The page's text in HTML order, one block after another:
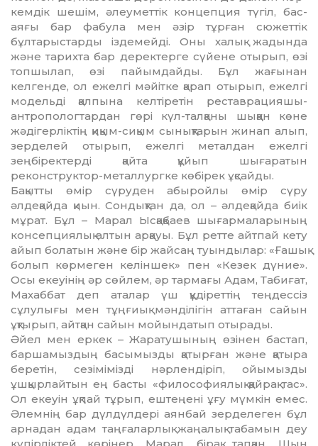
кемдік шешім, әлеуметтік концепция түгіл, бас-
аяғы бар фабула мен әзір тұрған сюжеттік
бұлтарыстарды іздемейді. Оны халық жадында
және тарихта бар деректерге сүйене отырып, өзі
топшылап, өзі пайымдайды. Бұл жағынан
келгенде, ол ежелгі мәйіт­ке қарап отырып, ежелгі
мо­дель­ді қалпына келтіретін рестав­ра­цияшы-
антропологтардан гөрі күл-талқаны шыққан көне
жәдігерліктің қиқым-сиқым сынықтарын жинап алып,
зерделей отырып, ежелгі ме­тал­дан ежелгі
зеңбіректерді қайта құйып шығаратын
реконструктор-металлургке көбірек ұқсайды.
Бақытты өмір сүруден абыройлы өмір сүру
әлдеқайда қиын. Сон­дық­тан да, ол – әлдеқайда биік
мұрат. Бұл – Марал Ысқақбаев шығарма­лары­ның
консепциялық алтын арқауы. Бұл ретте айтпай кету
айып болатын және бір жайсаң туындылар: «Ғашық
болып көрмеген келіншек» пен «Кезек дүние».
Осы екеуінің әр сөйлем, әр тармағы Адам, Табиғат,
Ма­хаббат деп аталар үш құдіреттің тең­дессіз
сұлулығы мен тұңғиық мән­ділігін аттаған сайын
ұқтырып, айт­қан сайын мойындатып отырады.
Әйел мен еркек – Жаратушының өзінен бастап,
баршамыздың басы­мыз­ды қатырған және қатыра
бере­тін, сезімімізді нәрлендіріп, ойымыз­ды
ұшқырлайтын ең басты «фи­­лософия­лық қайрақ тас».
Ол екеуін ұқпай тұрып, ештеңені ұғу мүмкін емес.
Әлемнің бар дүлдүлдері аянбай зерделеген бұл
арнадан адам таңғаларлық жаңалық табамын деу